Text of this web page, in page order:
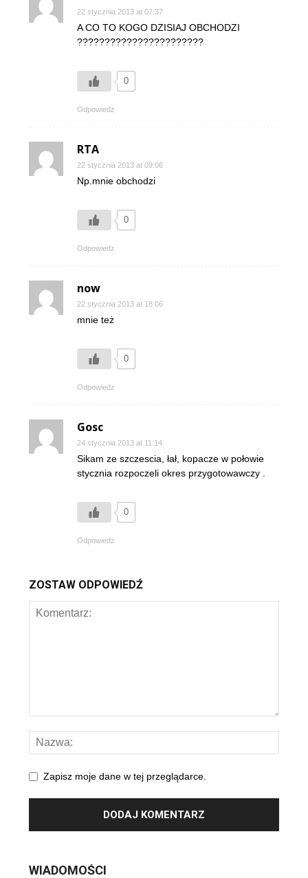
22 stycznia 2013 at 07:37
A CO TO KOGO DZISIAJ OBCHODZI
???????????????????????
0
Odpowiedz
RTA
22 stycznia 2013 at 09:06
Np.mnie obchodzi
0
Odpowiedz
now
22 stycznia 2013 at 18:06
mnie też
0
Odpowiedz
Gosc
24 stycznia 2013 at 11:14
Sikam ze szczescia, łał, kopacze w połowie
stycznia rozpoczeli okres przygotowawczy .
0
Odpowiedz
ZOSTAW ODPOWIEDŹ
Zapisz moje dane w tej przeglądarce.
WIADOMOŚCI